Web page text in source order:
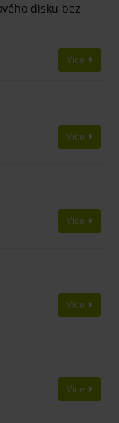
disku bez
Více
Více
Více
Více
Více